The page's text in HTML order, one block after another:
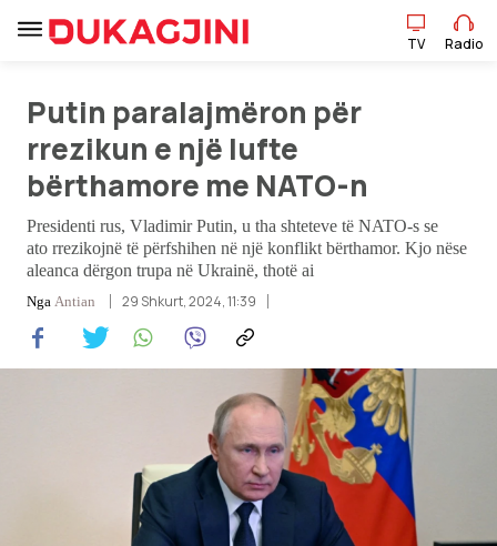
Lajme
Sport
Pikëpamje
Art Jete
TV Radio
Putin paralajmëron për
rrezikun e një lufte
bërthamore me NATO-n
Presidenti rus, Vladimir Putin, u tha shteteve të NATO-s se
ato rrezikojnë të përfshihen në një konflikt bërthamor. Kjo nëse
aleanca dërgon trupa në Ukrainë, thotë ai
Nga Antian 29 Shkurt, 2024, 11:39